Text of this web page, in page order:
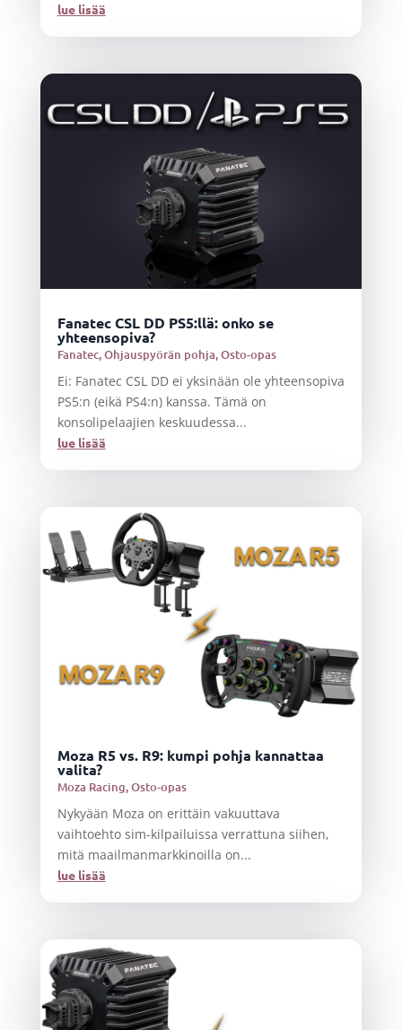
lue lisää
Fanatec CSL DD PS5:llä: onko se
yhteensopiva?
Fanatec,Ohjauspyörän pohja,Osto-opas
Ei: Fanatec CSL DD ei yksinään ole yhteensopiva
PS5:n (eikä PS4:n) kanssa. Tämä on
konsolipelaajien keskuudessa...
lue lisää
Moza R5 vs. R9: kumpi pohja kannattaa
valita?
Moza Racing,Osto-opas
Nykyään Moza on erittäin vakuuttava
vaihtoehto sim-kilpailuissa verrattuna siihen,
mitä maailmanmarkkinoilla on...
lue lisää